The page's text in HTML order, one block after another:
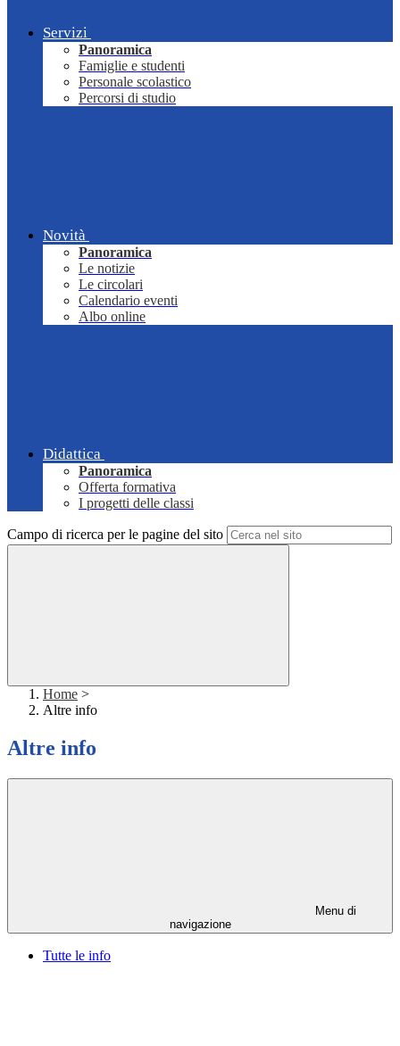
Servizi
Panoramica
Famiglie e studenti
Personale scolastico
Percorsi di studio
Novità
Panoramica
Le notizie
Le circolari
Calendario eventi
Albo online
Didattica
Panoramica
Offerta formativa
I progetti delle classi
Campo di ricerca per le pagine del sito
Home >
Altre info
Altre info
Menu di
navigazione
Tutte le info